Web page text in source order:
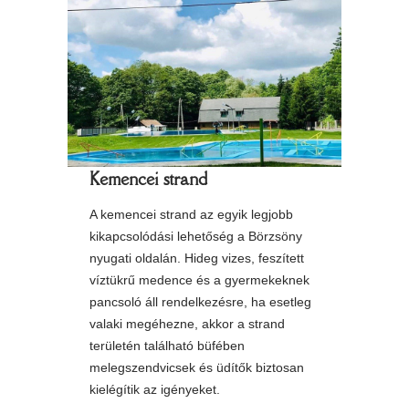
Kemencei strand
A kemencei strand az egyik legjobb
kikapcsolódási lehetőség a Börzsöny
nyugati oldalán. Hideg vizes, feszített
víztükrű medence és a gyermekeknek
pancsoló áll rendelkezésre, ha esetleg
valaki megéhezne, akkor a strand
területén található büfében
melegszendvicsek és üdítők biztosan
kielégítik az igényeket.